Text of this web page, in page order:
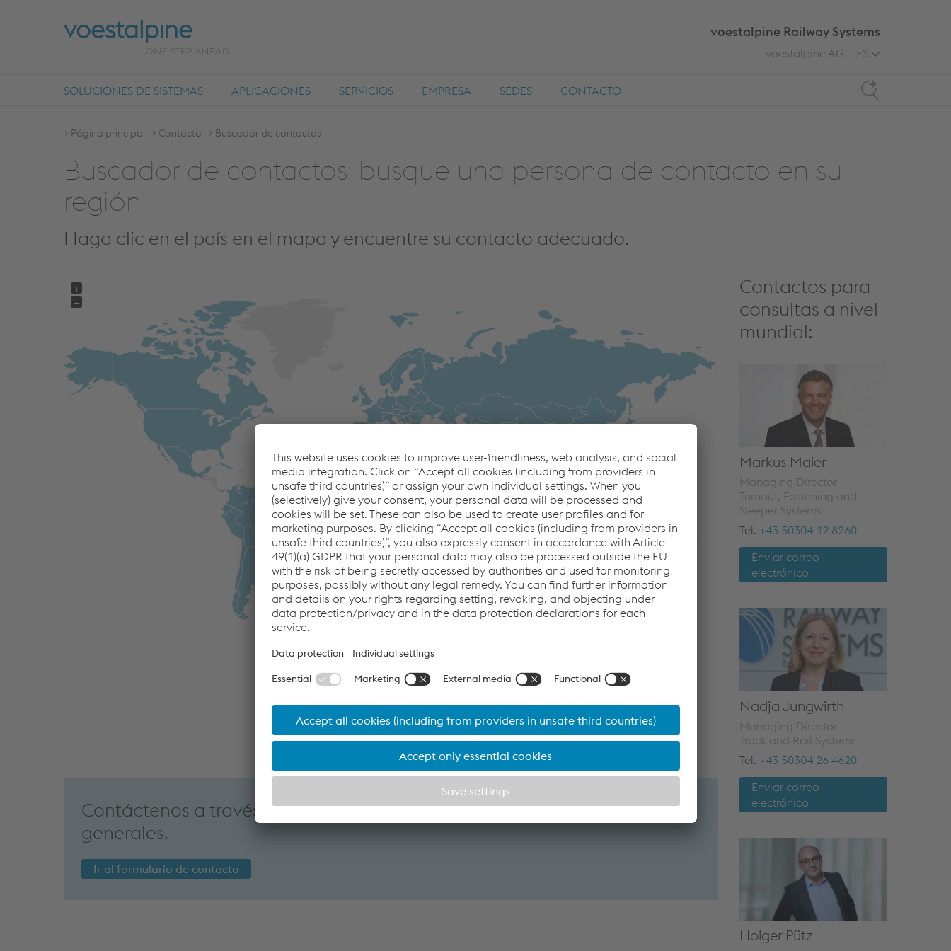
Search
voestalpine Railway Systems
ES
voestalpine AG
SOLUCIONES DE SISTEMAS APLICACIONES SERVICIOS EMPRESA SEDES CONTACTO
Página principal Contacto Buscador de contactos
Buscador de contactos: busque una persona de contacto en su
región
Haga clic en el país en el mapa y encuentre su contacto adecuado.
+
−
Contáctenos a través del formulario de contacto si tiene consultas
generales.
Ir al formulario de contacto
Contactos para
consultas a nivel
mundial:
Markus Maier
Managing Director
Turnout, Fastening and
Sleeper Systems
Tel. +43 50304 12 8260
Enviar correo
electrónico
Nadja Jungwirth
Managing Director
Track and Rail Systems
Tel. +43 50304 26 4620
Enviar correo
electrónico
Holger Pütz